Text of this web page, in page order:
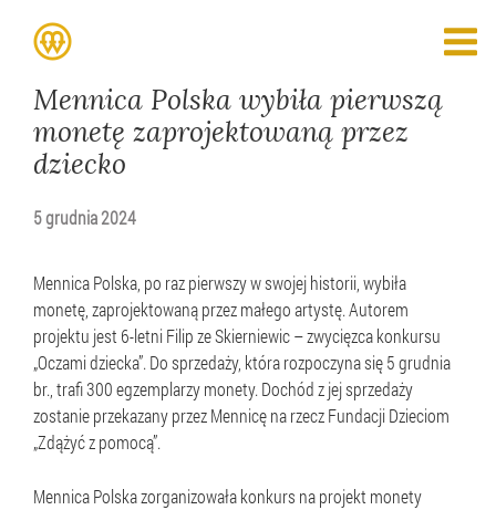
Mennica Polska wybiła pierwszą
monetę zaprojektowaną przez
dziecko
5 grudnia 2024
Mennica Polska, po raz pierwszy w swojej historii, wybiła
monetę, zaprojektowaną przez małego artystę. Autorem
projektu jest 6-letni Filip ze Skierniewic – zwycięzca konkursu
„Oczami dziecka”. Do sprzedaży, która rozpoczyna się 5 grudnia
br., trafi 300 egzemplarzy monety. Dochód z jej sprzedaży
zostanie przekazany przez Mennicę na rzecz Fundacji Dzieciom
„Zdążyć z pomocą”.
Mennica Polska zorganizowała konkurs na projekt monety